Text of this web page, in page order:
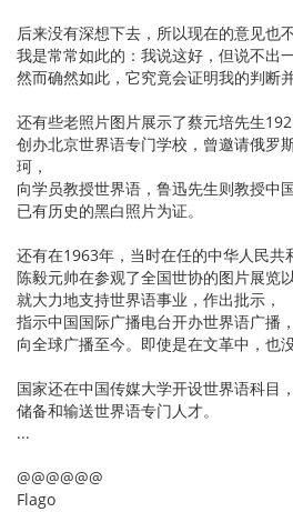
后来没有深想下去，所以现在的意见也
我是常常如此的：我说这好，但说不出
然而确然如此，它究竟会证明我的判断
还有些老照片图片展示了蔡元培先生
创办北京世界语专门学校，曾邀请俄罗
珂，
向学员教授世界语，鲁迅先生则教授中
已有历史的黑白照片为证。
还有在1963年，当时在任的中华人民共
陈毅元帅在参观了全国世协的图片展览
就大力地支持世界语事业，作出批示，
指示中国国际广播电台开办世界语广播
向全球广播至今。即使是在文革中，也
国家还在中国传媒大学开设世界语科目
储备和输送世界语专门人才。
...
@@@@@@
Flago